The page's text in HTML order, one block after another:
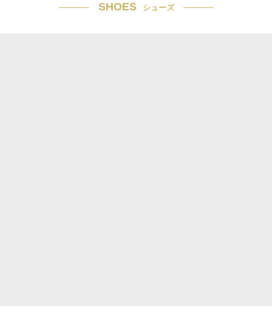
SHOES シューズ